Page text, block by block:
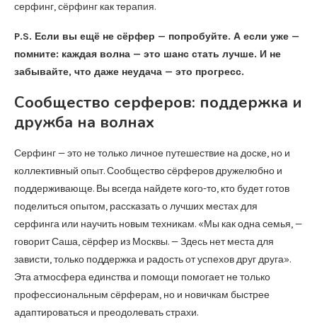
серфинг, сёрфинг как терапия.
P.S. Если вы ещё не сёрфер — попробуйте. А если уже —
помните: каждая волна — это шанс стать лучше. И не
забывайте, что даже неудача — это прогресс.
Сообщество серферов: поддержка и
дружба на волнах
Серфинг — это не только личное путешествие на доске, но и
коллективный опыт. Сообщество сёрферов дружелюбно и
поддерживающе. Вы всегда найдете кого-то, кто будет готов
поделиться опытом, рассказать о лучших местах для
серфинга или научить новым техникам. «Мы как одна семья, —
говорит Саша, сёрфер из Москвы. — Здесь нет места для
зависти, только поддержка и радость от успехов друг друга».
Эта атмосфера единства и помощи помогает не только
профессиональным сёрферам, но и новичкам быстрее
адаптироваться и преодолевать страхи.